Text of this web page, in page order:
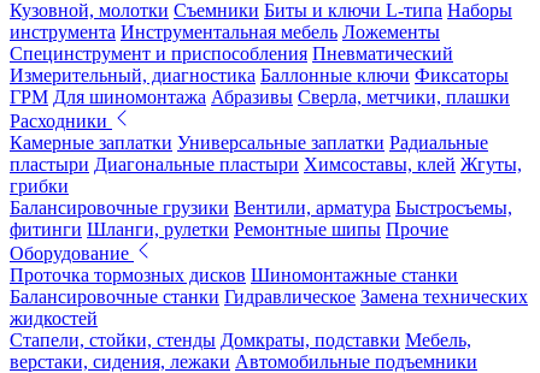
Кузовной, молотки Съемники Биты и ключи L-типа Наборы
инструмента Инструментальная мебель Ложементы
Специнструмент и приспособления Пневматический
Измерительный, диагностика Баллонные ключи Фиксаторы
ГРМ Для шиномонтажа Абразивы Сверла, метчики, плашки
Расходники
Камерные заплатки Универсальные заплатки Радиальные
пластыри Диагональные пластыри Химсоставы, клей Жгуты,
грибки
Балансировочные грузики Вентили, арматура Быстросъемы,
фитинги Шланги, рулетки Ремонтные шипы Прочие
Оборудование
Проточка тормозных дисков Шиномонтажные станки
Балансировочные станки Гидравлическое Замена технических
жидкостей
Стапели, стойки, стенды Домкраты, подставки Мебель,
верстаки, сидения, лежаки Автомобильные подъемники